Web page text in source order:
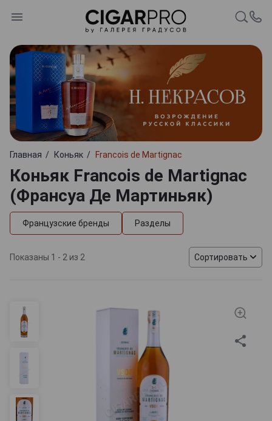
Главная Коньяк Francois de Martignac
Коньяк Francois de Martignac
(Франсуа Де Мартиньяк)
Французские бренды Разделы
Показаны 1 - 2 из 2 Сортировать